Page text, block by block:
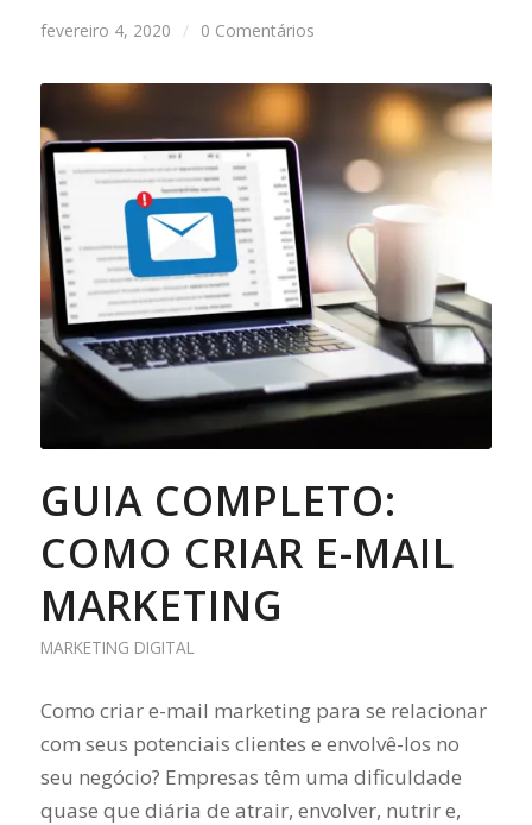
fevereiro 4, 2020 / 0 Comentários
GUIA COMPLETO:
COMO CRIAR E-MAIL
MARKETING
MARKETING DIGITAL
Como criar e-mail marketing para se relacionar
com seus potenciais clientes e envolvê-los no
seu negócio? Empresas têm uma dificuldade
quase que diária de atrair, envolver, nutrir e,